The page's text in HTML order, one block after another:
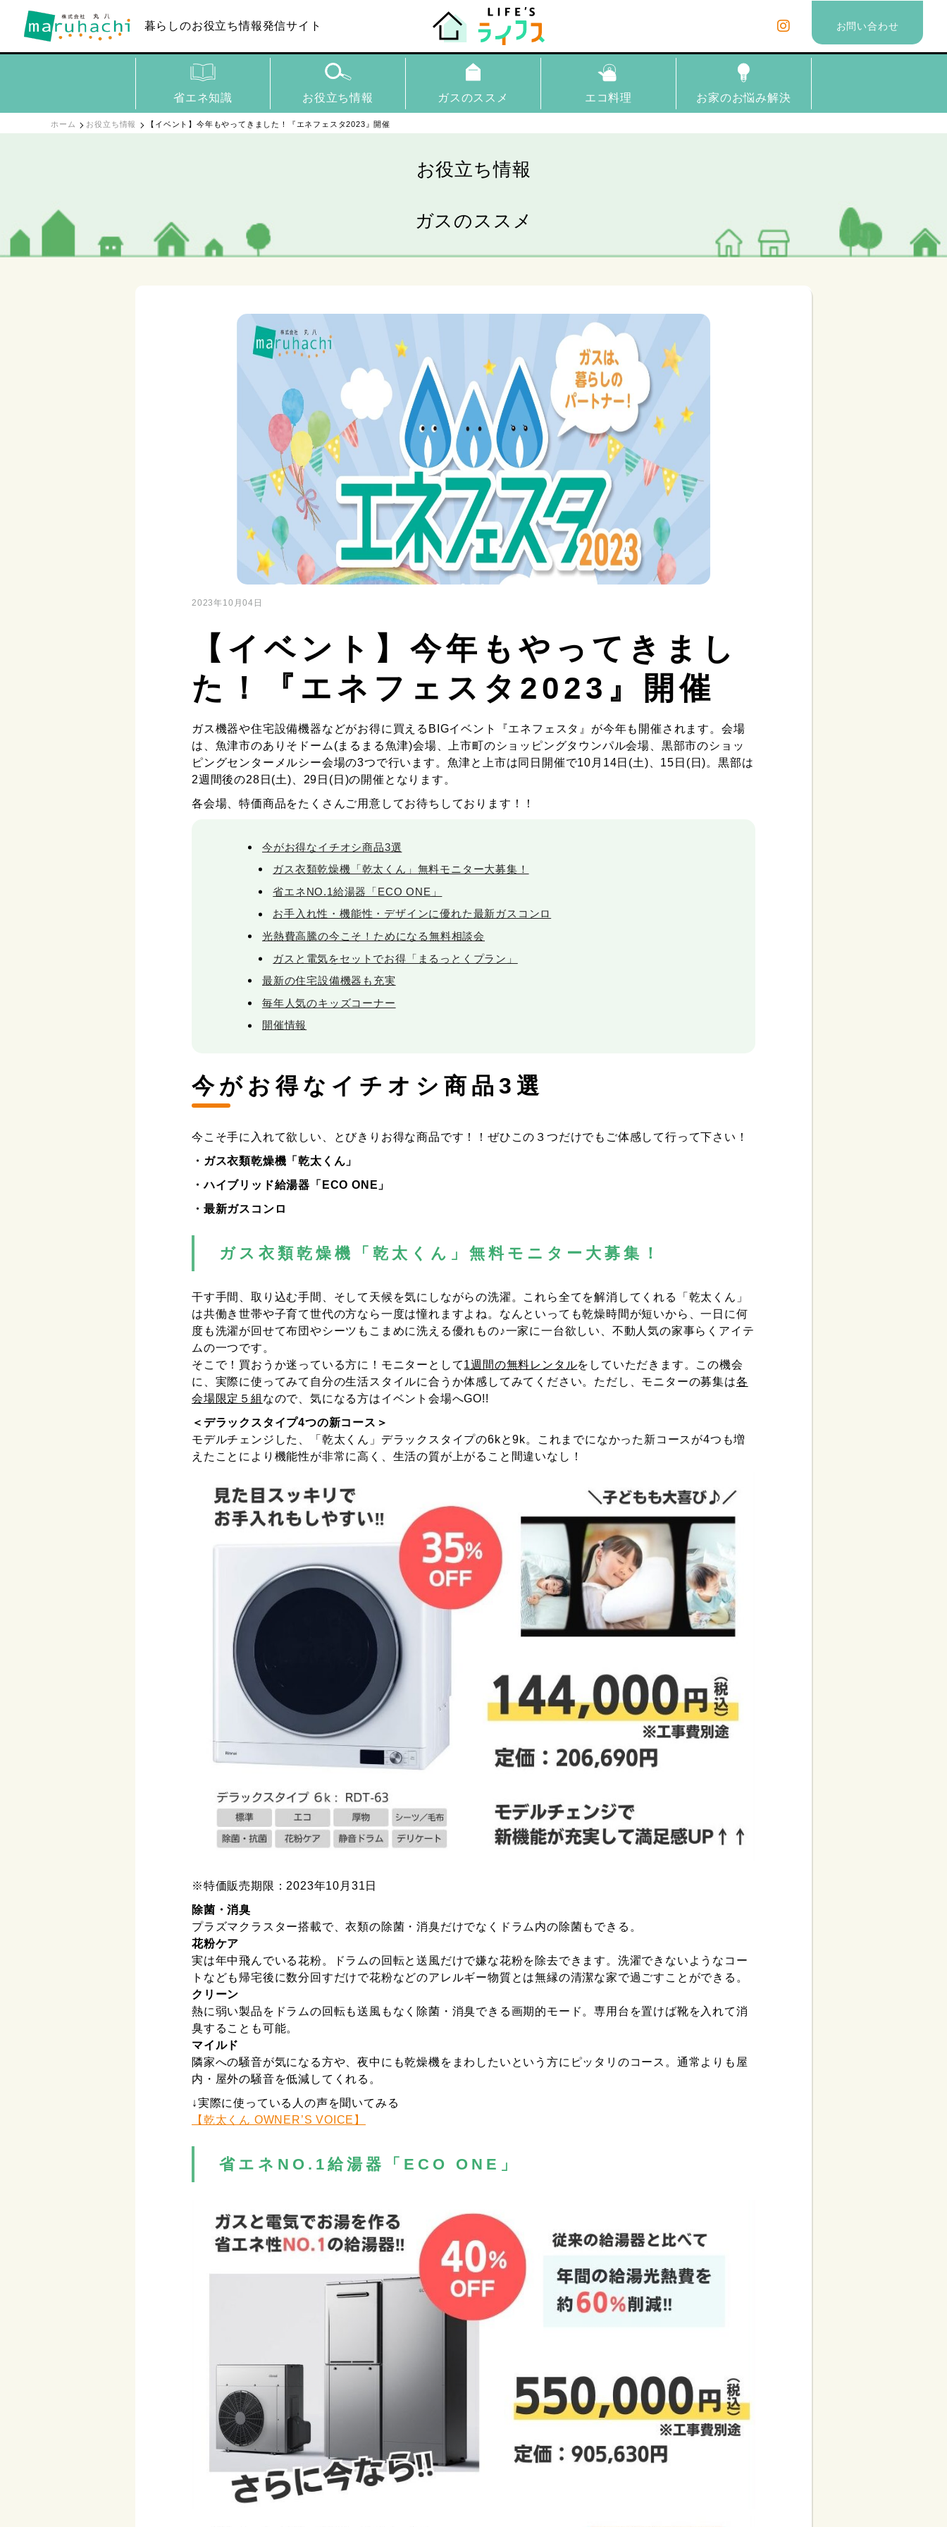
暮らしのお役立ち情報発信サイト お問い合わせ
省エネ知識 お役立ち情報 ガスのススメ エコ料理 お家のお悩み解決
ホーム お役立ち情報 【イベント】今年もやってきました！『エネフェスタ2023』開催
お役立ち情報
ガスのススメ
2023年10月04日
【イベント】今年もやってきまし
た！『エネフェスタ2023』開催
ガス機器や住宅設備機器などがお得に買えるBIGイベント『エネフェスタ』が今年も開催されます。会場
は、魚津市のありそドーム(まるまる魚津)会場、上市町のショッピングタウンパル会場、黒部市のショッ
ピングセンターメルシー会場の3つで行います。魚津と上市は同日開催で10月14日(土)、15日(日)。黒部は
2週間後の28日(土)、29日(日)の開催となります。
各会場、特価商品をたくさんご用意してお待ちしております！！
今がお得なイチオシ商品3選
ガス衣類乾燥機「乾太くん」無料モニター大募集！
省エネNO.1給湯器「ECO ONE」
お手入れ性・機能性・デザインに優れた最新ガスコンロ
光熱費高騰の今こそ！ためになる無料相談会
ガスと電気をセットでお得「まるっとくプラン」
最新の住宅設備機器も充実
毎年人気のキッズコーナー
開催情報
今がお得なイチオシ商品3選
今こそ手に入れて欲しい、とびきりお得な商品です！！ぜひこの３つだけでもご体感して行って下さい！
・ガス衣類乾燥機「乾太くん」
・ハイブリッド給湯器「ECO ONE」
・最新ガスコンロ
ガス衣類乾燥機「乾太くん」無料モニター大募集！
干す手間、取り込む手間、そして天候を気にしながらの洗濯。これら全てを解消してくれる「乾太くん」
は共働き世帯や子育て世代の方なら一度は憧れますよね。なんといっても乾燥時間が短いから、一日に何
度も洗濯が回せて布団やシーツもこまめに洗える優れもの♪一家に一台欲しい、不動人気の家事らくアイテ
ムの一つです。
そこで！買おうか迷っている方に！モニターとして1週間の無料レンタルをしていただきます。この機会
に、実際に使ってみて自分の生活スタイルに合うか体感してみてください。ただし、モニターの募集は各
会場限定５組 なので、気になる方はイベント会場へGO!!
＜デラックスタイプ4つの新コース＞
モデルチェンジした、「乾太くん」デラックスタイプの6kと9k。これまでになかった新コースが4つも増
えたことにより機能性が非常に高く、生活の質が上がること間違いなし！
※特価販売期限：2023年10月31日
除菌・消臭
プラズマクラスター搭載で、衣類の除菌・消臭だけでなくドラム内の除菌もできる。
花粉ケア
実は年中飛んでいる花粉。ドラムの回転と送風だけで嫌な花粉を除去できます。洗濯できないようなコー
トなども帰宅後に数分回すだけで花粉などのアレルギー物質とは無縁の清潔な家で過ごすことができる。
クリーン
熱に弱い製品をドラムの回転も送風もなく除菌・消臭できる画期的モード。専用台を置けば靴を入れて消
臭することも可能。
マイルド
隣家への騒音が気になる方や、夜中にも乾燥機をまわしたいという方にピッタリのコース。通常よりも屋
内・屋外の騒音を低減してくれる。
↓実際に使っている人の声を聞いてみる
【乾太くん OWNER’S VOICE】
省エネNO.1給湯器「ECO ONE」